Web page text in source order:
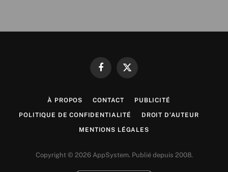
FacebookX
À PROPOS CONTACT PUBLICITÉ
POLITIQUE DE CONFIDENTIALITÉ DROIT D’AUTEUR
MENTIONS LÉGALES
Copyright © 2026 AppSystem. Publié depuis 2008.